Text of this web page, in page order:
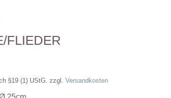
FLIEDER
§19 (1) UStG. zzgl. Versandkosten